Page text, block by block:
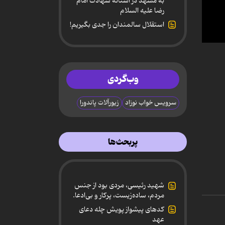
0
رضا علیه السلام
استقلال سالمندان را جدی بگیریم!
وب‌گردی
سرویس خواب نوزاد زیورآلات پاندورا
پربحث‌ها
شهید رئیسی، مردی بود از جنس
مردم، ساده‌زیست، پرکار و بی‌ادعا.
کدهای پیشواز پویش چله دعای
عهد